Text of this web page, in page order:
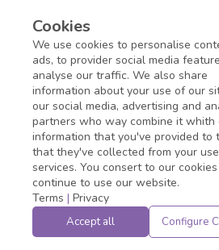
- Vale Transporte
- Wellhub - Gympass Aplicativo que
Brasil e no mundo.
Application deadline expired!
Cookies
We use cookies to personalise
ads, to provider social media
analyse our traffic. We also share
information about your use of our
our social media, advertising and
partners who way combine it whith
information that you've provided to
that they've collected from your
services. You consert to our
continue to use our website.
Terms | Privacy
Accept all Configure